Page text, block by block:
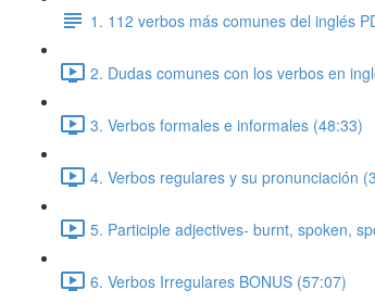
1. 112 verbos más comunes del inglés
2. Dudas comunes con los verbos en
3. Verbos formales e informales (48:33)
4. Verbos regulares y su pronunciación
5. Participle adjectives- burnt, spoken,
6. Verbos Irregulares BONUS (57:07)